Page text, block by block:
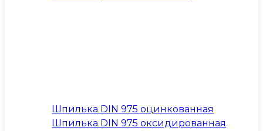
Шпилька DIN 975 оцинкованная
Шпилька DIN 975 оксидированная